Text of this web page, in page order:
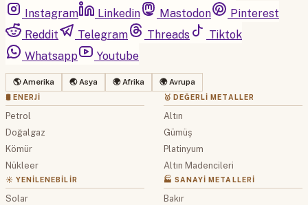
Instagram
Linkedin Mastodon
Pinterest
Reddit
Telegram Threads
Tiktok
Whatsapp
Youtube
🌎 Amerika 🌏 Asya 🌍 Afrika 🌍 Avrupa
🛢 ENERJI
Petrol
Doğalgaz
Kömür
Nükleer
☀️ YENILENEBILIR
Solar
🥇 DEĞERLI METALLER
Altın
Gümüş
Platinyum
Altın Madencileri
🏭 SANAYI METALLERI
Bakır